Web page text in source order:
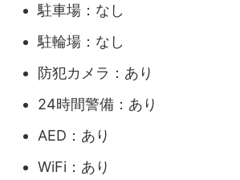
駐車場：なし
駐輪場：なし
防犯カメラ：あり
24時間警備：あり
AED：あり
WiFi：あり